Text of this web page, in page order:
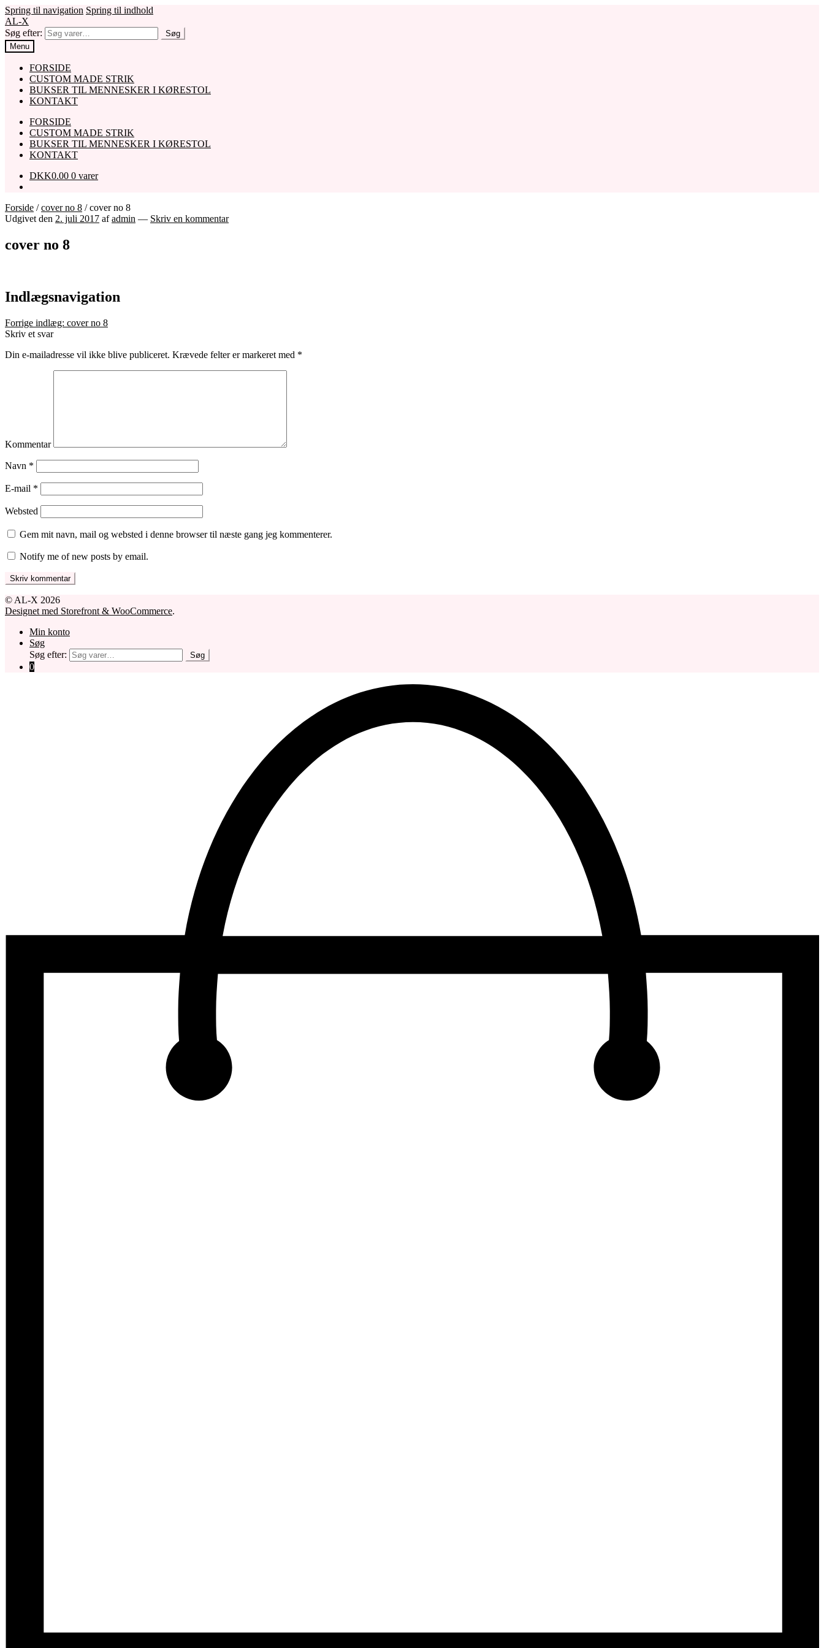
Spring til navigation Spring til indhold
AL-X
Søg efter:
Søg
Menu
FORSIDE
CUSTOM MADE STRIK
BUKSER TIL MENNESKER I KØRESTOL
KONTAKT
FORSIDE
CUSTOM MADE STRIK
BUKSER TIL MENNESKER I KØRESTOL
KONTAKT
DKK0.00 0 varer
Forside /cover no 8 /cover no 8
Udgivet den 2. juli 2017 afadmin — Skriv en kommentar
cover no 8
Indlægsnavigation
Forrige indlæg: cover no 8
Skriv et svar
Din e-mailadresse vil ikke blive publiceret. Krævede felter er markeret med *
Kommentar
Navn *
E-mail *
Websted
Gem mit navn, mail og websted i denne browser til næste gang jeg kommenterer.
Notify me of new posts by email.
© AL-X 2026
Designet med Storefront & WooCommerce.
Min konto
Søg
Søg efter:
Søg
0